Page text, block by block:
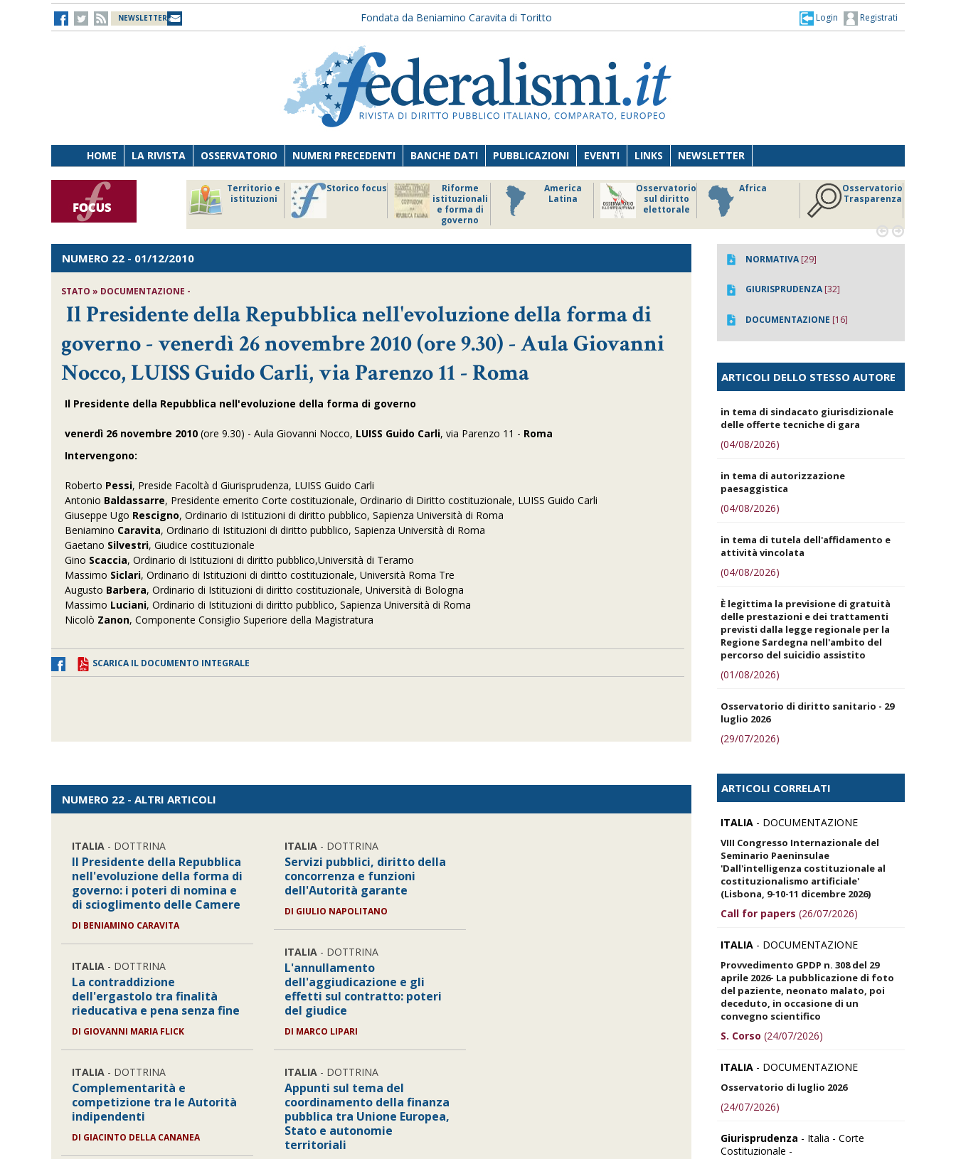
NEWSLETTER Fondata da Beniamino Caravita di Toritto Registrati
Login
HOME LA RIVISTA OSSERVATORIO NUMERI PRECEDENTI BANCHE DATI PUBBLICAZIONI EVENTI LINKS NEWSLETTER
Territorio e
istituzioni
Storico focus
Riforme
istituzionali
e forma di
governo
America
Latina
Osservatorio
sul diritto
elettorale
Africa
Osservatorio
Trasparenza
 
NUMERO 22 - 01/12/2010
STATO » DOCUMENTAZIONE -
Il Presidente della Repubblica nell'evoluzione della forma di
governo - venerdì 26 novembre 2010 (ore 9.30) - Aula Giovanni
Nocco, LUISS Guido Carli, via Parenzo 11 - Roma
Il Presidente della Repubblica nell'evoluzione della forma di governo
venerdì 26 novembre 2010 (ore 9.30) - Aula Giovanni Nocco, LUISS Guido Carli, via Parenzo 11 - Roma
Intervengono:
Roberto Pessi, Preside Facoltà d Giurisprudenza, LUISS Guido Carli
Antonio Baldassarre, Presidente emerito Corte costituzionale, Ordinario di Diritto costituzionale, LUISS Guido Carli
Giuseppe Ugo Rescigno, Ordinario di Istituzioni di diritto pubblico, Sapienza Università di Roma
Beniamino Caravita, Ordinario di Istituzioni di diritto pubblico, Sapienza Università di Roma
Gaetano Silvestri, Giudice costituzionale
Gino Scaccia, Ordinario di Istituzioni di diritto pubblico,Università di Teramo
Massimo Siclari, Ordinario di Istituzioni di diritto costituzionale, Università Roma Tre
Augusto Barbera, Ordinario di Istituzioni di diritto costituzionale, Università di Bologna
Massimo Luciani, Ordinario di Istituzioni di diritto pubblico, Sapienza Università di Roma
Nicolò Zanon, Componente Consiglio Superiore della Magistratura
SCARICA IL DOCUMENTO INTEGRALE
NUMERO 22 - ALTRI ARTICOLI
ITALIA - DOTTRINA
Il Presidente della Repubblica
nell'evoluzione della forma di
governo: i poteri di nomina e
di scioglimento delle Camere
DI BENIAMINO CARAVITA
ITALIA - DOTTRINA
La contraddizione
dell'ergastolo tra finalità
rieducativa e pena senza fine
DI GIOVANNI MARIA FLICK
ITALIA - DOTTRINA
Complementarità e
competizione tra le Autorità
indipendenti
DI GIACINTO DELLA CANANEA
ITALIA - DOTTRINA
Servizi pubblici, diritto della
concorrenza e funzioni
dell'Autorità garante
DI GIULIO NAPOLITANO
ITALIA - DOTTRINA
L'annullamento
dell'aggiudicazione e gli
effetti sul contratto: poteri
del giudice
DI MARCO LIPARI
ITALIA - DOTTRINA
Appunti sul tema del
coordinamento della finanza
pubblica tra Unione Europea,
Stato e autonomie
territoriali
NORMATIVA[29]
GIURISPRUDENZA[32]
DOCUMENTAZIONE [16]
ARTICOLI DELLO STESSO AUTORE
in tema di sindacato giurisdizionale
delle offerte tecniche di gara
(04/08/2026)
in tema di autorizzazione
paesaggistica
(04/08/2026)
in tema di tutela dell'affidamento e
attività vincolata
(04/08/2026)
È legittima la previsione di gratuità
delle prestazioni e dei trattamenti
previsti dalla legge regionale per la
Regione Sardegna nell'ambito del
percorso del suicidio assistito
(01/08/2026)
Osservatorio di diritto sanitario - 29
luglio 2026
(29/07/2026)
ARTICOLI CORRELATI
ITALIA - DOCUMENTAZIONE
VIII Congresso Internazionale del
Seminario Paeninsulae
'Dall'intelligenza costituzionale al
costituzionalismo artificiale'
(Lisbona, 9-10-11 dicembre 2026)
Call for papers (26/07/2026)
ITALIA - DOCUMENTAZIONE
Provvedimento GPDP n. 308 del 29
aprile 2026- La pubblicazione di foto
del paziente, neonato malato, poi
deceduto, in occasione di un
convegno scientifico
S. Corso (24/07/2026)
ITALIA - DOCUMENTAZIONE
Osservatorio di luglio 2026
(24/07/2026)
Giurisprudenza - Italia - Corte
Costituzionale -